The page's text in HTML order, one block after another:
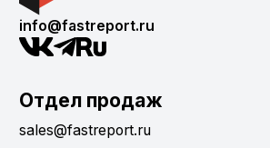
info@fastreport.ru
Отдел продаж
sales@fastreport.ru